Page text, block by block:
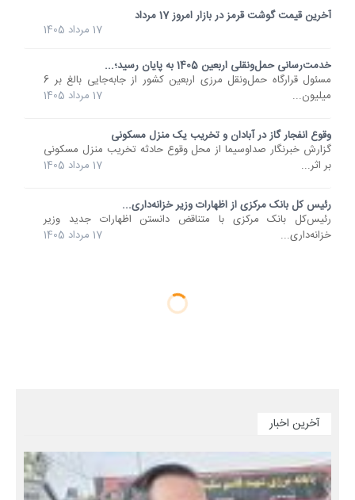
آخرین قیمت گوشت قرمز در بازار امروز 17 مرداد
17 مرداد 1405
خدمت‌رسانی حمل‌ونقلی اربعین 1405 به پایان رسید؛...
مسئول قرارگاه حمل‌ونقل مرزی اربعین کشور از جابه‌جایی بالغ بر 6
میلیون...
17 مرداد 1405
وقوع انفجار گاز در آبادان و تخریب یک منزل مسکونی
گزارش خبرنگار صداوسیما از محل وقوع حادثه‌ تخریب منزل مسکونی
بر اثر...
17 مرداد 1405
رئیس کل بانک مرکزی از اظهارات وزیر خزانه‌داری...
رئیس‌کل بانک مرکزی با متناقض دانستن اظهارات جدید وزیر
خزانه‌داری...
17 مرداد 1405
آخرین اخبار